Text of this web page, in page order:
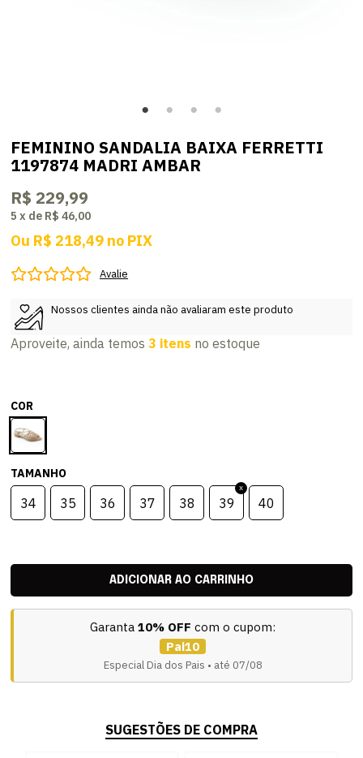
FEMININO SANDALIA BAIXA FERRETTI
1197874 MADRI AMBAR
R$ 229,99
5 x de R$ 46,00
Ou R$ 218,49 no PIX
Avalie
Nossos clientes ainda não avaliaram este produto
Aproveite, ainda temos3 itens no estoque
COR
TAMANHO
34 35 36 37 38 39 40
Garanta 10% OFF com o cupom:
Pai10
Especial Dia dos Pais • até 07/08
SUGESTÕES DE COMPRA